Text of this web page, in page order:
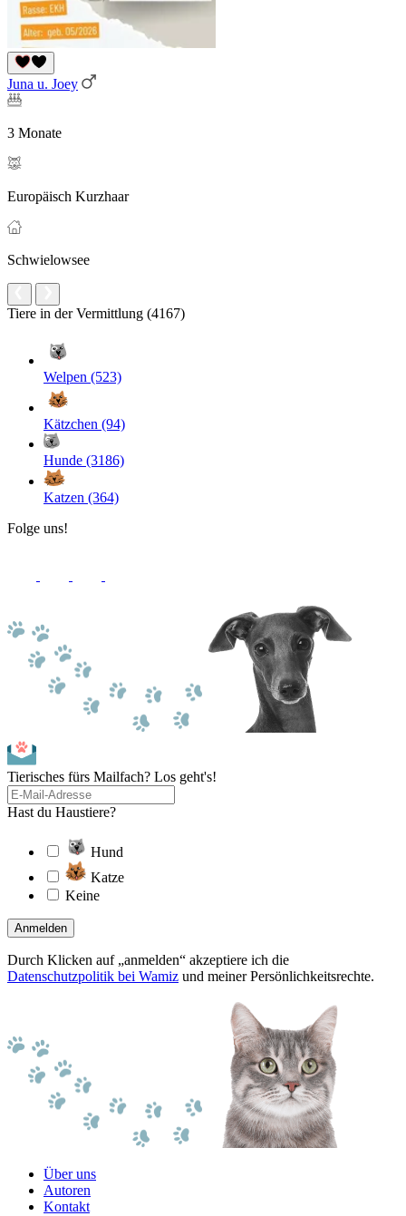
Juna u. Joey
3 Monate
Europäisch Kurzhaar
Schwielowsee
Tiere in der Vermittlung (4167)
Welpen (523)
Kätzchen (94)
Hunde (3186)
Katzen (364)
Folge uns!
Tierisches fürs Mailfach? Los geht's!
Hast du Haustiere?
Hund
Katze
Keine
Anmelden
Durch Klicken auf „anmelden“ akzeptiere ich die
Datenschutzpolitik bei Wamiz und meiner Persönlichkeitsrechte.
Über uns
Autoren
Kontakt